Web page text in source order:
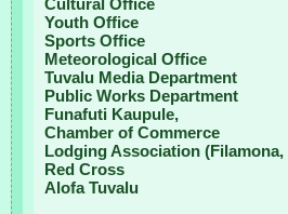
Cultural Office
Youth Office
Sports Office
Meteorological Office
Tuvalu Media Department
Public Works Department
Funafuti Kaupule,
Chamber of Commerce
Lodging Association (Filamona,
Red Cross
Alofa Tuvalu